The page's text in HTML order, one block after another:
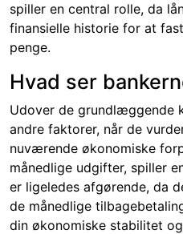
spiller en central rolle, da
finansielle historie for at
penge.
Hvad ser
Udover de grundlæggende
andre faktorer, når de
nuværende økonomiske
månedlige udgifter, spiller
er ligeledes afgørende, da
de månedlige
din økonomiske stabilitet